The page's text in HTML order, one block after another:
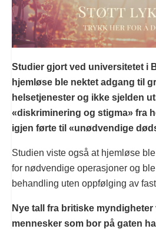
Studier gjort ved universitetet i
hjemløse ble nektet adgang til
helsetjenester og ikke sjelden
«diskriminering og stigma» fra
igjen førte til «unødvendige
Studien viste også at hjemløse
for nødvendige operasjoner og
behandling uten oppfølging av
Nye tall fra britiske
mennesker som bor på gaten